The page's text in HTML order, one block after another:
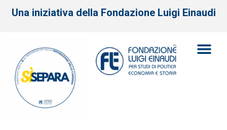
Una iniziativa della Fondazione Luigi Einaudi